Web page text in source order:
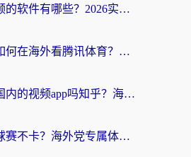
海外看腾讯视频的软件有哪些？2026实测有效，留学生都在用的回国加速器指南
海外党必看：如何在海外看腾讯体育？解决赛事直播地区限制的终极指南
在国外可以看国内的视频app吗知乎？海外党亲测有效的追剧加速方案
在国外怎么看球赛不卡？海外党专属体育直播自由指南